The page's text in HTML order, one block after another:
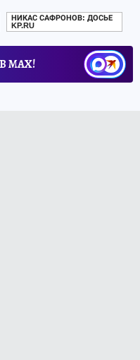
НИКАС САФРОНОВ: ДОСЬЕ
KP.RU
МАХ!